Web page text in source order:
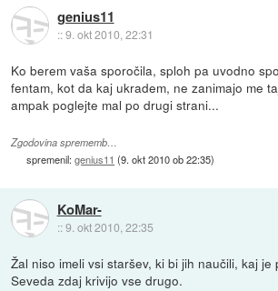
genius11
::9. okt 2010, 22:31
Ko berem vaša sporočila, sploh pa uvodno
fentam, kot da kaj ukradem, ne zanimajo me
ampak poglejte mal po drugi strani...
Zgodovina sprememb…
spremenil:genius11 (9. okt 2010 ob 22:35)
KoMar-
::9. okt 2010, 22:35
Žal niso imeli vsi staršev, ki bi jih naučili, kaj
Seveda zdaj krivijo vse drugo.